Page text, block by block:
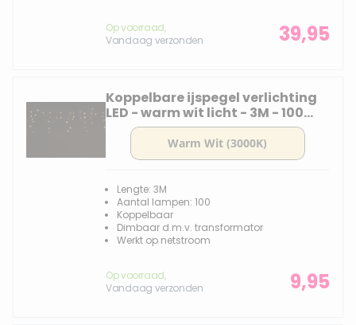
Op voorraad,
Vandaag verzonden
39,95
Koppelbare ijspegel verlichting
LED - warm wit licht - 3M - 100
lampjes- dimbaar
Lengte: 3M
Aantal lampen: 100
Koppelbaar
Dimbaar d.m.v. transformator
Werkt op netstroom
Op voorraad,
Vandaag verzonden
9,95